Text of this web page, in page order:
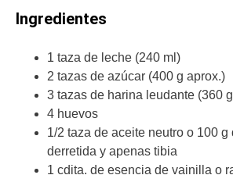
Ingredientes
1 taza de leche (240 ml)
2 tazas de azúcar (400 g aprox.)
3 tazas de harina leudante (360
4 huevos
1/2 taza de aceite neutro o 100 g
derretida y apenas tibia
1 cdita. de esencia de vainilla o